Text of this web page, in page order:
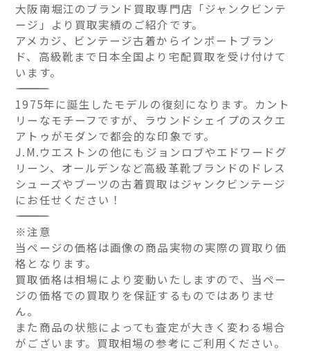
大阪南堀江のブランド買取専門店「ジャンクビンテ
ージ」より買取実績のご紹介です。
アメカジ、ビンテージ古着からインポートブラン
ド、高級靴まで日本全国より宅配買取を受け付けて
います。
――――――――――――――
1975年に誕生したモデルの復刻になります。カント
リーなモチーフですが、ラウンドシェイプのスクエ
アトゥがモダンで都会的な印象です。
J.M.ウエストンの他にもジョンロブやエドワードグ
リーン、オールデンなど高級革靴ブランドのドレス
シューズやブーツの古着買取はジャンクビンテージ
にお任せください！
――――――――――――――
※注意
当ページの価格は画像の商品実物の実際の買取り価
格となります。
買取価格は相場により変動いたしますので、当ペー
ジの価格での買取りを保証するものではありませ
ん。
また商品の状態によっても査定が大きく変わる場合
がございます。買取相場の参考にご利用ください。